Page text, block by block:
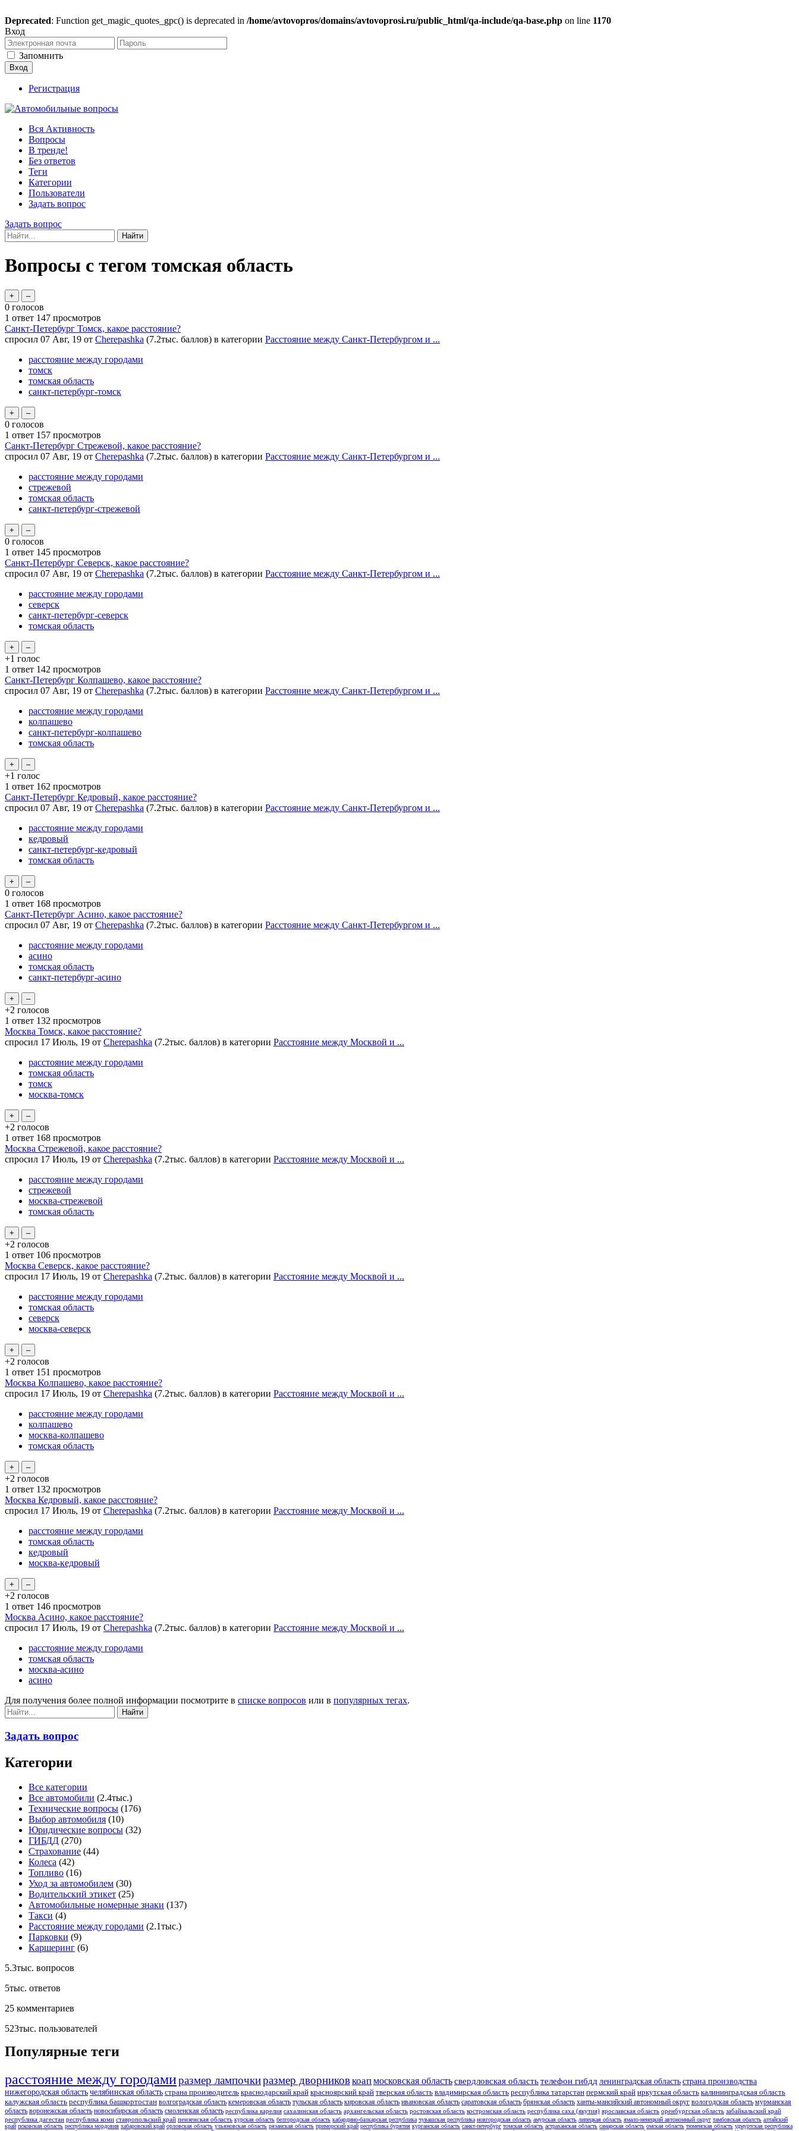
Deprecated: Function get_magic_quotes_gpc() is deprecated in /home/avtovopros/domains/avtovoprosi.ru/public_html/qa-include/qa-base.php on line 1170
Вход
Запомнить
Регистрация
Вся Активность
Вопросы
В тренде!
Без ответов
Теги
Категории
Пользователи
Задать вопрос
Задать вопрос
Вопросы с тегом томская область
0 голосов
1 ответ 147 просмотров
Санкт-Петербург Томск, какое расстояние?
спросил 07 Авг, 19 от Cherepashka (7.2тыс. баллов) в категории Расстояние между Санкт-Петербургом и ...
расстояние между городами
томск
томская область
санкт-петербург-томск
0 голосов
1 ответ 157 просмотров
Санкт-Петербург Стрежевой, какое расстояние?
спросил 07 Авг, 19 от Cherepashka (7.2тыс. баллов) в категории Расстояние между Санкт-Петербургом и ...
расстояние между городами
стрежевой
томская область
санкт-петербург-стрежевой
0 голосов
1 ответ 145 просмотров
Санкт-Петербург Северск, какое расстояние?
спросил 07 Авг, 19 от Cherepashka (7.2тыс. баллов) в категории Расстояние между Санкт-Петербургом и ...
расстояние между городами
северск
санкт-петербург-северск
томская область
+1 голос
1 ответ 142 просмотров
Санкт-Петербург Колпашево, какое расстояние?
спросил 07 Авг, 19 от Cherepashka (7.2тыс. баллов) в категории Расстояние между Санкт-Петербургом и ...
расстояние между городами
колпашево
санкт-петербург-колпашево
томская область
+1 голос
1 ответ 162 просмотров
Санкт-Петербург Кедровый, какое расстояние?
спросил 07 Авг, 19 от Cherepashka (7.2тыс. баллов) в категории Расстояние между Санкт-Петербургом и ...
расстояние между городами
кедровый
санкт-петербург-кедровый
томская область
0 голосов
1 ответ 168 просмотров
Санкт-Петербург Асино, какое расстояние?
спросил 07 Авг, 19 от Cherepashka (7.2тыс. баллов) в категории Расстояние между Санкт-Петербургом и ...
расстояние между городами
асино
томская область
санкт-петербург-асино
+2 голосов
1 ответ 132 просмотров
Москва Томск, какое расстояние?
спросил 17 Июль, 19 от Cherepashka (7.2тыс. баллов) в категории Расстояние между Москвой и ...
расстояние между городами
томская область
томск
москва-томск
+2 голосов
1 ответ 168 просмотров
Москва Стрежевой, какое расстояние?
спросил 17 Июль, 19 от Cherepashka (7.2тыс. баллов) в категории Расстояние между Москвой и ...
расстояние между городами
стрежевой
москва-стрежевой
томская область
+2 голосов
1 ответ 106 просмотров
Москва Северск, какое расстояние?
спросил 17 Июль, 19 от Cherepashka (7.2тыс. баллов) в категории Расстояние между Москвой и ...
расстояние между городами
томская область
северск
москва-северск
+2 голосов
1 ответ 151 просмотров
Москва Колпашево, какое расстояние?
спросил 17 Июль, 19 от Cherepashka (7.2тыс. баллов) в категории Расстояние между Москвой и ...
расстояние между городами
колпашево
москва-колпашево
томская область
+2 голосов
1 ответ 132 просмотров
Москва Кедровый, какое расстояние?
спросил 17 Июль, 19 от Cherepashka (7.2тыс. баллов) в категории Расстояние между Москвой и ...
расстояние между городами
томская область
кедровый
москва-кедровый
+2 голосов
1 ответ 146 просмотров
Москва Асино, какое расстояние?
спросил 17 Июль, 19 от Cherepashka (7.2тыс. баллов) в категории Расстояние между Москвой и ...
расстояние между городами
томская область
москва-асино
асино
Для получения более полной информации посмотрите в списке вопросов или в популярных тегах.
Задать вопрос
Категории
Все категории
Все автомобили (2.4тыс.)
Технические вопросы (176)
Выбор автомобиля (10)
Юридические вопросы (32)
ГИБДД (270)
Страхование (44)
Колеса (42)
Топливо (16)
Уход за автомобилем (30)
Водительский этикет (25)
Автомобильные номерные знаки (137)
Такси (4)
Расстояние между городами (2.1тыс.)
Парковки (9)
Каршеринг (6)
5.3тыс. вопросов
5тыс. ответов
25 комментариев
523тыс. пользователей
Популярные теги
расстояние между городамиразмер лампочкиразмер дворниковкоапмосковская областьсвердловская областьтелефон гибдд ленинградская область страна производства
нижегородская область челябинская область страна производитель краснодарский край красноярский край тверская область владимирская область республика татарстан пермский край иркутская область калининградская область
калужская область республика башкортостан волгоградская область кемеровская область тульская область кировская область ивановская область саратовская область брянская область ханты-мансийский автономный округ вологодская область мурманская
область воронежская область новосибирская область смоленская область республика карелия сахалинская область архангельская область ростовская область костромская область республика саха (якутия) ярославская область оренбургская область забайкальский край
республика дагестан республика коми ставропольский край пензенская область курская область белгородская область кабардино-балкарская республика чувашская республика новгородская область амурская область липецкая область ямало-ненецкий автономный округ тамбовская обалсть алтайский
край псковская область республика мордовия хабаровский край орловская область ульяновская область рязанская область приморский край республика бурятия курганская область санкт-петербург томская область астраханская область самарская область омская область тюменская область удмуртская республика